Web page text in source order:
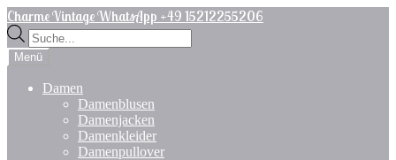
Zur
Navigation
springen
Zum
Inhalt
springen
Charme Vintage WhatsApp +49 15212255206
Products
search
Menü
Damen
Damenblusen
Damenjacken
Damenkleider
Damenpullover